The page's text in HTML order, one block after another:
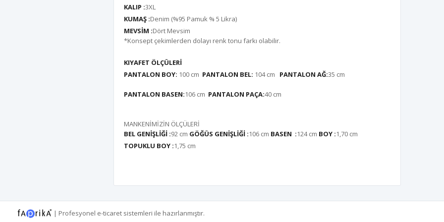
KALIP :3XL
KUMAŞ :Denim (%95 Pamuk % 5 Likra)
MEVSİM :Dört Mevsim
*Konsept çekimlerden dolayı renk tonu farkı olabilir.
KIYAFET ÖLÇÜLERİ
PANTALON BOY: 100 cm PANTALON BEL: 104 cm PANTALON AĞ:35 cm
PANTALON BASEN:106 cm PANTALON PAÇA:40 cm
MANKENİMİZİN ÖLÇÜLERİ
BEL GENİŞLİĞİ :92 cm GÖĞÜS GENİŞLİĞİ :106 cm BASEN :124 cm BOY :1,70 cm
TOPUKLU BOY :1,75 cm
| Profesyonel e-ticaret sistemleri ile hazırlanmıştır.